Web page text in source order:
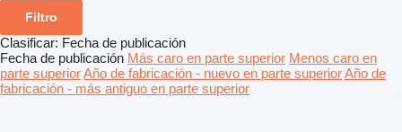
Filtro
Clasificar: Fecha de publicación
Fecha de publicación Más caro en parte superior Menos caro en
parte superiorAño de fabricación - nuevo en parte superiorAño de
fabricación - más antiguo en parte superior